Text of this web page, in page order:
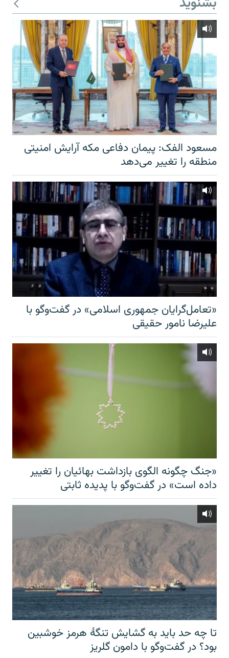
مسعود الفک: پیمان دفاعی مکه آرایش امنیتی
منطقه را تغییر می‌دهد
«تعامل‌گرایان جمهوری اسلامی» در گفت‌وگو با
علیرضا نامور حقیقی
«جنگ چگونه الگوی بازداشت بهائیان را تغییر
داده است» در گفت‌وگو با پدیده ثابتی
تا چه حد باید به گشایش تنگهٔ هرمز خوشبین
بود؟ در گفت‌وگو با دامون گلریز